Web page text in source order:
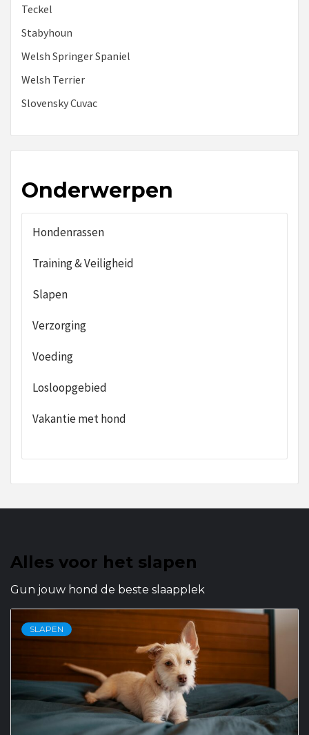
Teckel
Stabyhoun
Welsh Springer Spaniel
Welsh Terrier
Slovensky Cuvac
Onderwerpen
Hondenrassen
Training & Veiligheid
Slapen
Verzorging
Voeding
Losloopgebied
Vakantie met hond
Alles voor het slapen
Gun jouw hond de beste slaapplek
SLAPEN